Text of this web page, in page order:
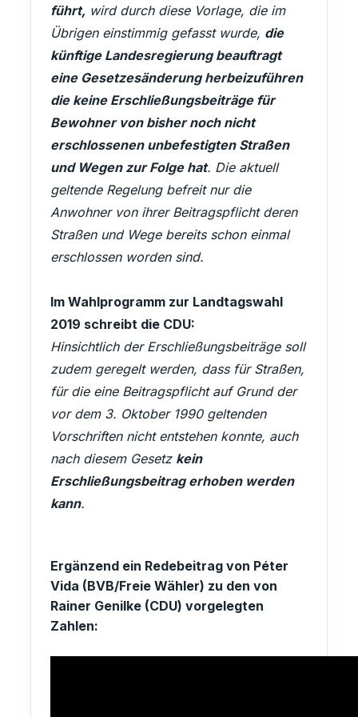
führt, wird durch diese Vorlage, die im
Übrigen einstimmig gefasst wurde, die
künftige Landesregierung beauftragt
eine Gesetzesänderung herbeizuführen
die keine Erschließungsbeiträge für
Bewohner von bisher noch nicht
erschlossenen unbefestigten Straßen
und Wegen zur Folge hat. Die aktuell
geltende Regelung befreit nur die
Anwohner von ihrer Beitragspflicht deren
Straßen und Wege bereits schon einmal
erschlossen worden sind.
Im Wahlprogramm zur Landtagswahl
2019 schreibt die CDU:
Hinsichtlich der Erschließungsbeiträge soll
zudem geregelt werden, dass für Straßen,
für die eine Beitragspflicht auf Grund der
vor dem 3. Oktober 1990 geltenden
Vorschriften nicht entstehen konnte, auch
nach diesem Gesetz kein
Erschließungsbeitrag erhoben werden
kann.
Ergänzend ein Redebeitrag von Péter
Vida (BVB/Freie Wähler) zu den von
Rainer Genilke (CDU) vorgelegten
Zahlen: